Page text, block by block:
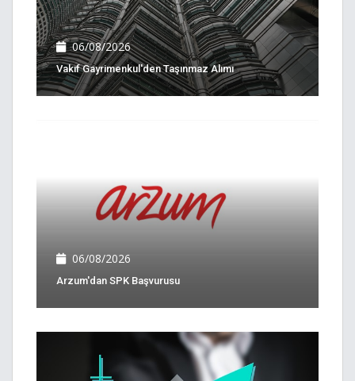
06/08/2026
Vakıf Gayrimenkul'den Taşınmaz Alımı
06/08/2026
Arzum'dan SPK Başvurusu